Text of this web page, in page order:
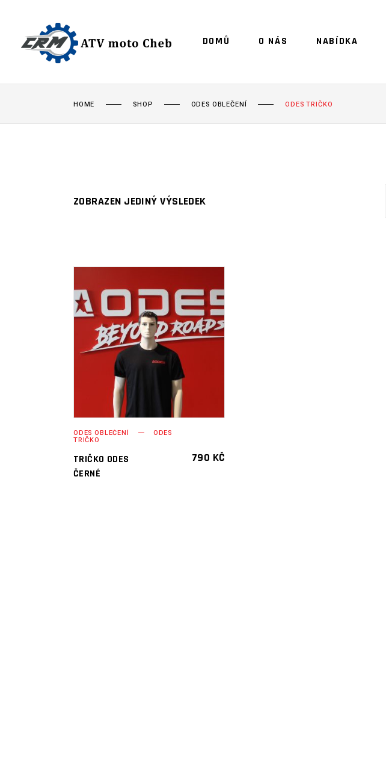
DOMŮ O NÁS NABÍDKA
HOME SHOP ODES OBLEČENÍ ODES TRIČKO
ZOBRAZEN JEDINÝ VÝSLEDEK
PŘIDAT DO
KOŠÍKU
ODES OBLEČENÍ ODES
TRIČKO
TRIČKO ODES
ČERNÉ
790 KČ